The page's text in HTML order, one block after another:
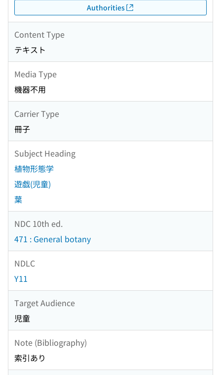
Authorities
Content Type
テキスト
Media Type
機器不用
Carrier Type
冊子
Subject Heading
植物形態学
遊戯(児童)
葉
NDC 10th ed.
471 : General botany
NDLC
Y11
Target Audience
児童
Note (Bibliography)
索引あり